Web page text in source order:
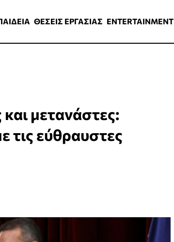
ΘΕΣΕΙΣ ΕΡΓΑΣΙΑΣ ENTERTAINMENT
μετανάστες:
τις εύθραυστες